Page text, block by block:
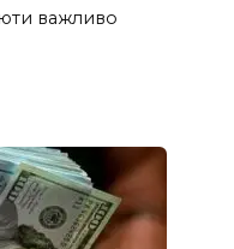
важливо